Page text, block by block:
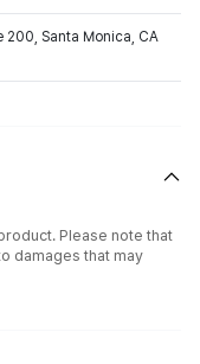
200, Santa Monica, CA
Please note that
damages that may